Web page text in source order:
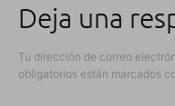
Deja una
Tu dirección de correo
obligatorios están marcados